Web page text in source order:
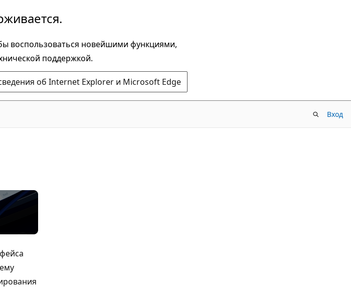
воспользоваться новейшими функциями,
поддержкой.
об Internet Explorer и Microsoft Edge
Вход